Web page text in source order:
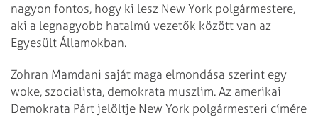
nagyon fontos, hogy ki lesz New York polgármestere,
aki a legnagyobb hatalmú vezetők között van az
Egyesült Államokban.
Zohran Mamdani saját maga elmondása szerint egy
woke, szocialista, demokrata muszlim. Az amerikai
Demokrata Párt jelöltje New York polgármesteri címére